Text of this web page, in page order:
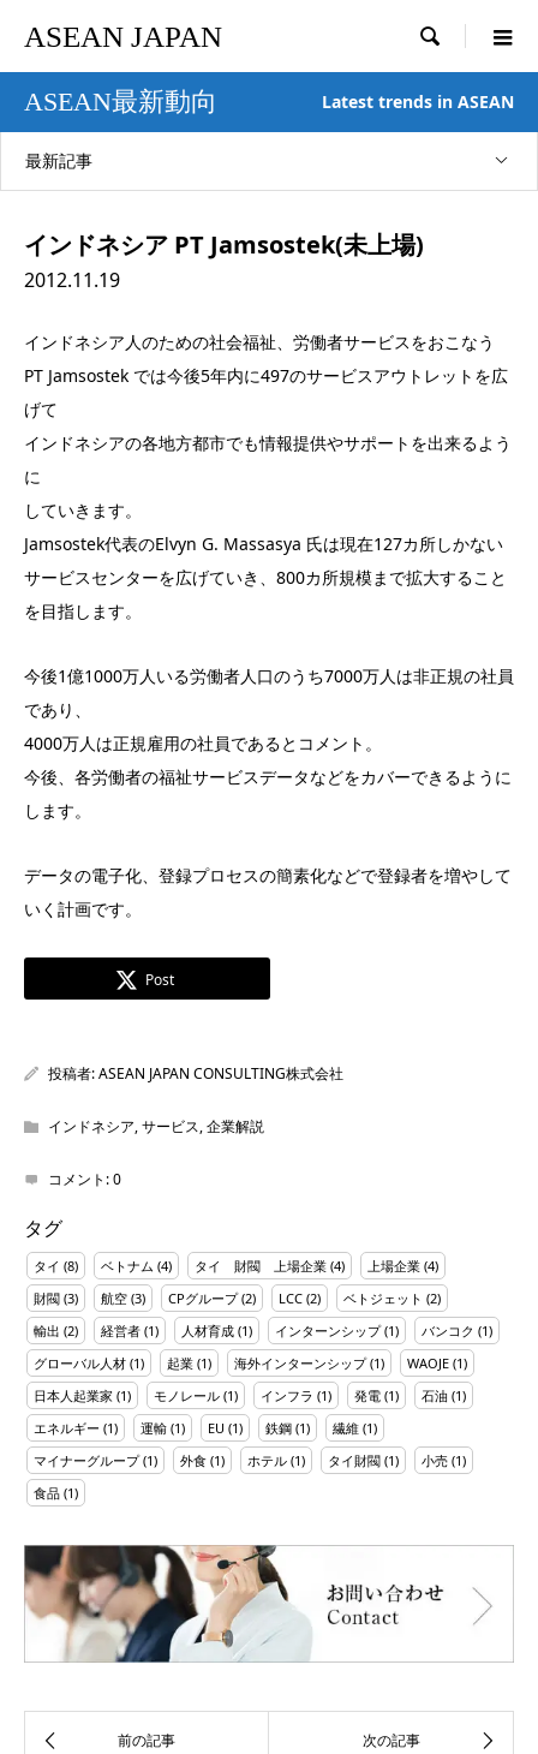
ASEAN JAPAN 
ASEAN最新動向 Latest trends in ASEAN
最新記事
インドネシア PT Jamsostek(未上場)
2012.11.19
インドネシア人のための社会福祉、労働者サービスをおこなう
PT Jamsostek では今後5年内に497のサービスアウトレットを広
げて
インドネシアの各地方都市でも情報提供やサポートを出来るよう
に
していきます。
Jamsostek代表のElvyn G. Massasya 氏は現在127カ所しかない
サービスセンターを広げていき、800カ所規模まで拡大すること
を目指します。
今後1億1000万人いる労働者人口のうち7000万人は非正規の社員
であり、
4000万人は正規雇用の社員であるとコメント。
今後、各労働者の福祉サービスデータなどをカバーできるように
します。
データの電子化、登録プロセスの簡素化などで登録者を増やして
いく計画です。
Post
投稿者:ASEAN JAPAN CONSULTING株式会社
インドネシア,サービス,企業解説
コメント:0
タグ
タイ (8) ベトナム (4) タイ 財閥 上場企業 (4) 上場企業 (4)
財閥 (3) 航空 (3) CPグループ(2) LCC (2) ベトジェット (2)
輸出 (2) 経営者 (1) 人材育成 (1) インターンシップ(1) バンコク (1)
グローバル人材 (1) 起業 (1) 海外インターンシップ(1) WAOJE (1)
日本人起業家 (1) モノレール (1) インフラ (1) 発電 (1) 石油 (1)
エネルギー (1) 運輸 (1) EU (1) 鉄鋼 (1) 繊維 (1)
マイナーグループ(1) 外食 (1) ホテル (1) タイ財閥 (1) 小売 (1)
食品 (1)